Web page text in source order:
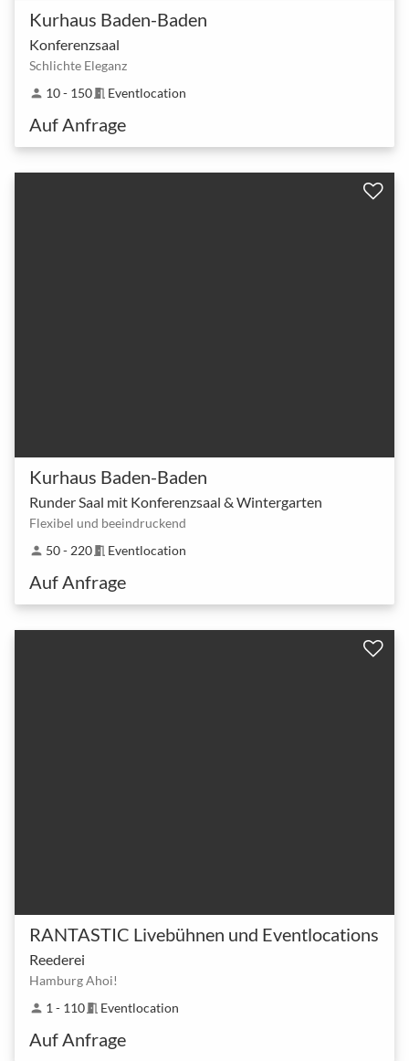
Kurhaus Baden-Baden
Konferenzsaal
Schlichte Eleganz
person 10 - 150meeting_room Eventlocation
Auf Anfrage
Kurhaus Baden-Baden
Runder Saal mit Konferenzsaal & Wintergarten
Flexibel und beeindruckend
person 50 - 220meeting_room Eventlocation
Auf Anfrage
RANTASTIC Livebühnen und Eventlocations
Reederei
Hamburg Ahoi!
person 1 - 110meeting_room Eventlocation
Auf Anfrage